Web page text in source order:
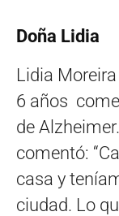
Doña Lidia
Lidia
6 años
de
comentó:
casa y
ciudad. Lo